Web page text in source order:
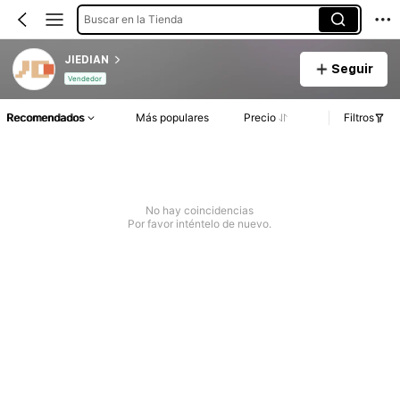
Buscar en la Tienda
JIEDIAN
Vendedor
Seguir
Recomendados Más populares Precio Filtros
No hay coincidencias
Por favor inténtelo de nuevo.